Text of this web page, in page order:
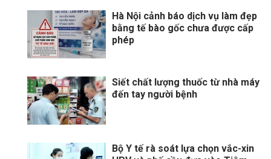
Hà Nội cảnh báo dịch vụ làm đẹp
bằng tế bào gốc chưa được cấp
phép
Siết chất lượng thuốc từ nhà máy
đến tay người bệnh
Bộ Y tế rà soát lựa chọn vắc-xin